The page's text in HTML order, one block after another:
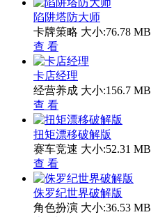
陷阱塔防大师
卡牌策略 大小:76.78 MB
查 看
卡店经理
经营养成 大小:156.7 MB
查 看
扭矩漂移破解版
赛车竞速 大小:52.31 MB
查 看
侏罗纪世界破解版
角色扮演 大小:36.53 MB